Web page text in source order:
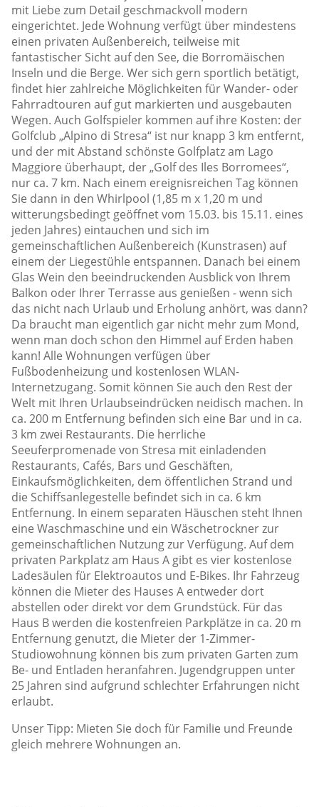
mit Liebe zum Detail geschmackvoll modern
eingerichtet. Jede Wohnung verfügt über mindestens
einen privaten Außenbereich, teilweise mit
fantastischer Sicht auf den See, die Borromäischen
Inseln und die Berge. Wer sich gern sportlich betätigt,
findet hier zahlreiche Möglichkeiten für Wander- oder
Fahrradtouren auf gut markierten und ausgebauten
Wegen. Auch Golfspieler kommen auf ihre Kosten: der
Golfclub „Alpino di Stresa“ ist nur knapp 3 km entfernt,
und der mit Abstand schönste Golfplatz am Lago
Maggiore überhaupt, der „Golf des Iles Borromees“,
nur ca. 7 km. Nach einem ereignisreichen Tag können
Sie dann in den Whirlpool (1,85 m x 1,20 m und
witterungsbedingt geöffnet vom 15.03. bis 15.11. eines
jeden Jahres) eintauchen und sich im
gemeinschaftlichen Außenbereich (Kunstrasen) auf
einem der Liegestühle entspannen. Danach bei einem
Glas Wein den beeindruckenden Ausblick von Ihrem
Balkon oder Ihrer Terrasse aus genießen - wenn sich
das nicht nach Urlaub und Erholung anhört, was dann?
Da braucht man eigentlich gar nicht mehr zum Mond,
wenn man doch schon den Himmel auf Erden haben
kann! Alle Wohnungen verfügen über
Fußbodenheizung und kostenlosen WLAN-
Internetzugang. Somit können Sie auch den Rest der
Welt mit Ihren Urlaubseindrücken neidisch machen. In
ca. 200 m Entfernung befinden sich eine Bar und in ca.
3 km zwei Restaurants. Die herrliche
Seeuferpromenade von Stresa mit einladenden
Restaurants, Cafés, Bars und Geschäften,
Einkaufsmöglichkeiten, dem öffentlichen Strand und
die Schiffsanlegestelle befindet sich in ca. 6 km
Entfernung. In einem separaten Häuschen steht Ihnen
eine Waschmaschine und ein Wäschetrockner zur
gemeinschaftlichen Nutzung zur Verfügung. Auf dem
privaten Parkplatz am Haus A gibt es vier kostenlose
Ladesäulen für Elektroautos und E-Bikes. Ihr Fahrzeug
können die Mieter des Hauses A entweder dort
abstellen oder direkt vor dem Grundstück. Für das
Haus B werden die kostenfreien Parkplätze in ca. 20 m
Entfernung genutzt, die Mieter der 1-Zimmer-
Studiowohnung können bis zum privaten Garten zum
Be- und Entladen heranfahren. Jugendgruppen unter
25 Jahren sind aufgrund schlechter Erfahrungen nicht
erlaubt.
Unser Tipp: Mieten Sie doch für Familie und Freunde
gleich mehrere Wohnungen an.